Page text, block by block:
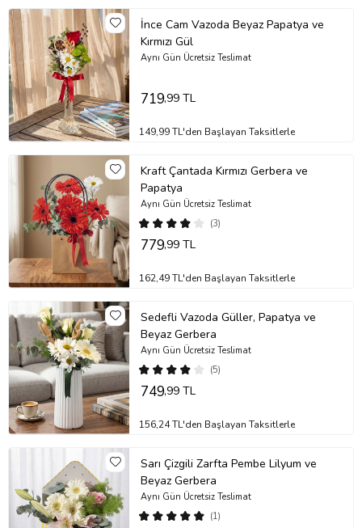
İnce Cam Vazoda Beyaz Papatya ve
Kırmızı Gül
Aynı Gün Ücretsiz Teslimat
719,99 TL
149,99 TL'den Başlayan Taksitlerle
Kraft Çantada Kırmızı Gerbera ve
Papatya
(3)
Aynı Gün Ücretsiz Teslimat
779,99 TL
162,49 TL'den Başlayan Taksitlerle
Sedefli Vazoda Güller, Papatya ve
Beyaz Gerbera
(5)
Aynı Gün Ücretsiz Teslimat
749,99 TL
156,24 TL'den Başlayan Taksitlerle
Sarı Çizgili Zarfta Pembe Lilyum ve
Beyaz Gerbera
(1)
Aynı Gün Ücretsiz Teslimat